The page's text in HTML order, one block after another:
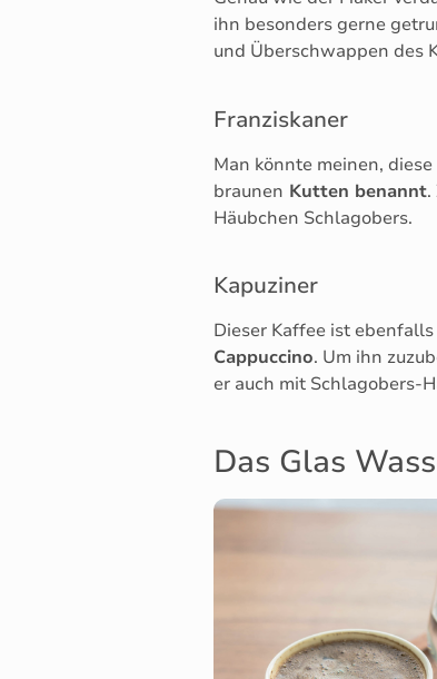
ihn besonders gerne
und Überschwappen des
Franziskaner
Man könnte meinen,
braunen Kutten benannt
Häubchen Schlagobers.
Kapuziner
Dieser Kaffee ist
Cappuccino. Um ihn
er auch mit Schlagobers-
Das Glas